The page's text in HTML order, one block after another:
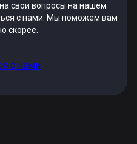
свои вопросы на нашем
с нами. Мы поможем вам
скорее.
с нами